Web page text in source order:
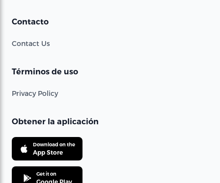
Contacto
Contact Us
Términos de uso
Privacy Policy
Obtener la aplicación
Download on the
App Store
Get it on